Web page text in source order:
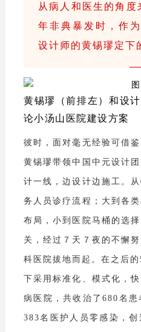
从病人和医生的角度
年非典暴发时，作
设计师的黄锡璆定下
黄锡璆（前排左）和设
论小汤山医院建设方案
彼时，面对毫无经验可借
黄锡璆带领中国中元设计
计一线，边设计边施工。
务人员诊疗流程；大到各
布局，小到医院马桶的选
关，经过７天７夜的不懈
科医院拔地而起。在之后
下采用标准化、模式化，
病医院，共收治了680名
383名医护人员零感染，